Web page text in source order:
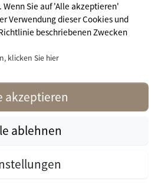
of their respective owners.
Sie auf 'Alle akzeptieren'
Verwendung dieser Cookies und
beschriebenen Zwecken
klicken Sie hier
akzeptieren
ablehnen